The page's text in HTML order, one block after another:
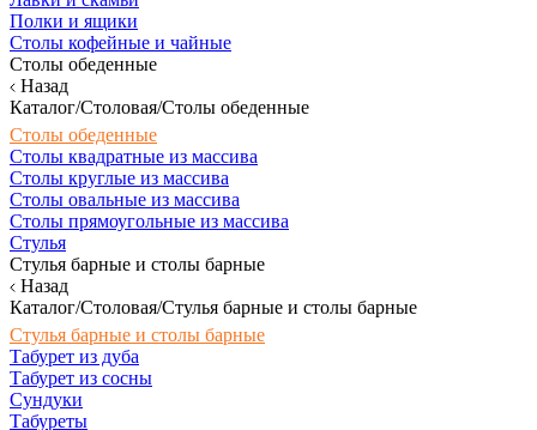
Полки и ящики
Столы кофейные и чайные
Столы обеденные
Назад
Каталог/Столовая/Столы обеденные
Столы обеденные
Столы квадратные из массива
Столы круглые из массива
Столы овальные из массива
Столы прямоугольные из массива
Стулья
Стулья барные и столы барные
Назад
Каталог/Столовая/Стулья барные и столы барные
Стулья барные и столы барные
Табурет из дуба
Табурет из сосны
Сундуки
Табуреты